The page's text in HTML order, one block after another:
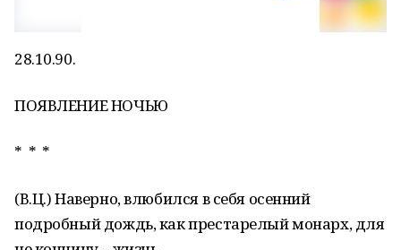
28.10.90.
ПОЯВЛЕНИЕ НОЧЬЮ
* * *
(В.Ц.) Наверно, влюбился в себя осенний
подробный дождь, как престарелый монарх, для